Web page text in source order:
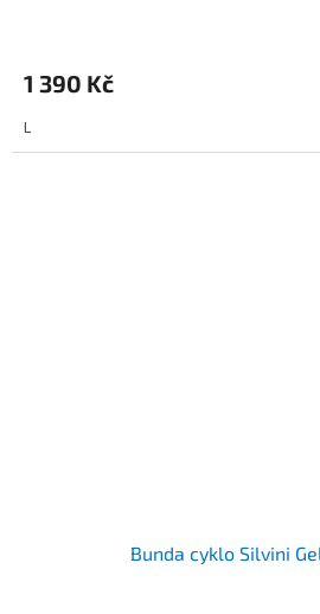
1 390 Kč
L
Bunda cyklo Silvini